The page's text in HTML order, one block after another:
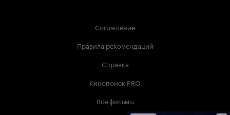
Соглашение
Правила рекомендаций
Справка
Кинопоиск PRO
Все фильмы